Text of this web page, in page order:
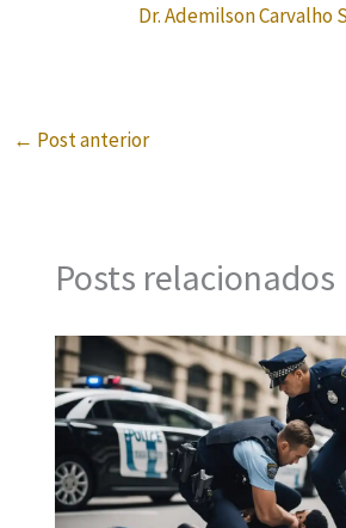
Dr. Ademilson Carvalho
← Post anterior
Posts relacionados